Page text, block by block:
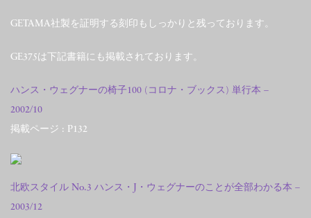
GETAMA社製を証明する刻印もしっかりと残っております。
GE375は下記書籍にも掲載されております。
ハンス・ウェグナーの椅子100 (コロナ・ブックス) 単行本 –
2002/10
掲載ページ : P132
北欧スタイル No.3 ハンス・J・ウェグナーのことが全部わかる本 –
2003/12